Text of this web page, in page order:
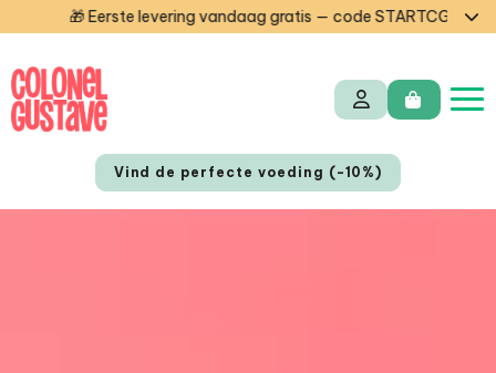
levering vandaag gratis — code STARTCG2 of vanaf €50
Vind de perfecte voeding (-10%)